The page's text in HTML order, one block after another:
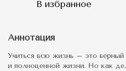
В избранное
Аннотация
Учиться всю жизнь – это верный
и полноценной жизни. Но как